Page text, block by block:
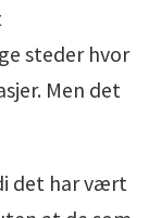
steder hvor
Men det
det har vært